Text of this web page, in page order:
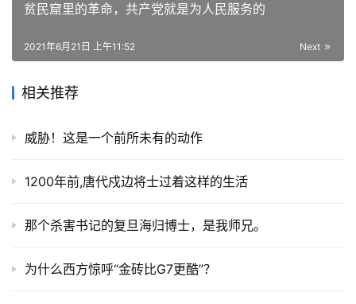
贫民窟里的革命，共产党就是为人民服务的
Next
2021年6月21日 上午11:52
相关推荐
威胁！这是一个前所未有的动作
1200年前,唐代戍边将士过着这样的生活
那个杀害书记的复旦海归博士，是我师兄。
为什么西方惊呼“金砖比G7更酷”？